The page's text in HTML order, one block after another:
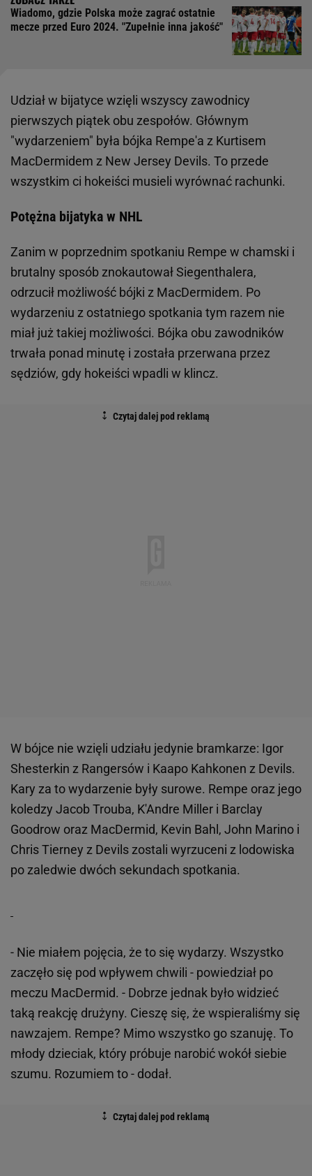
Wiadomo, gdzie Polska może zagrać ostatnie
mecze przed Euro 2024. "Zupełnie inna jakość"
Udział w bijatyce wzięli wszyscy zawodnicy
pierwszych piątek obu zespołów. Głównym
"wydarzeniem" była bójka Rempe'a z Kurtisem
MacDermidem z New Jersey Devils. To przede
wszystkim ci hokeiści musieli wyrównać rachunki.
Potężna bijatyka w NHL
Zanim w poprzednim spotkaniu Rempe w chamski i
brutalny sposób znokautował Siegenthalera,
odrzucił możliwość bójki z MacDermidem. Po
wydarzeniu z ostatniego spotkania tym razem nie
miał już takiej możliwości. Bójka obu zawodników
trwała ponad minutę i została przerwana przez
sędziów, gdy hokeiści wpadli w klincz.
W bójce nie wzięli udziału jedynie bramkarze: Igor
Shesterkin z Rangersów i Kaapo Kahkonen z Devils.
Kary za to wydarzenie były surowe. Rempe oraz jego
koledzy Jacob Trouba, K'Andre Miller i Barclay
Goodrow oraz MacDermid, Kevin Bahl, John Marino i
Chris Tierney z Devils zostali wyrzuceni z lodowiska
po zaledwie dwóch sekundach spotkania.
- Nie miałem pojęcia, że to się wydarzy. Wszystko
zaczęło się pod wpływem chwili - powiedział po
meczu MacDermid. - Dobrze jednak było widzieć
taką reakcję drużyny. Cieszę się, że wspieraliśmy się
nawzajem. Rempe? Mimo wszystko go szanuję. To
młody dzieciak, który próbuje narobić wokół siebie
szumu. Rozumiem to - dodał.